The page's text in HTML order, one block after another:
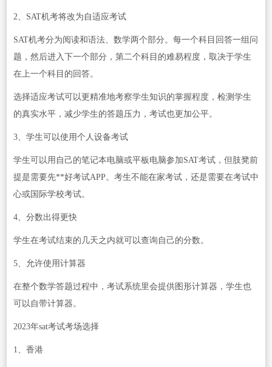
2、SAT机考将改为自适应考试
SAT机考分为阅读和语法、数学两个部分。每一个科目回答一组问
题，然后进入下一个部分，第二个科目的难易程度，取决于学生
在上一个科目的回答。
选择适应考试可以更精准地考察学生知识的掌握程度，检测学生
的真实水平，减少学生的答题压力，考试也更加公平。
3、学生可以使用个人设备考试
学生可以用自己的笔记本电脑或平板电脑参加SAT考试，但肢凳前
提是需要先**好考试APP。考生不能在家考试，还是需要在考试中
心或国际学校考试。
4、分数出得更快
学生在考试结束的几天之内就可以查询自己的分数。
5、允许使用计算器
在整个数学答题过程中，考试系统里会提供图形计算器，学生也
可以自带计算器。
2023年sat考试考场选择
1、香港